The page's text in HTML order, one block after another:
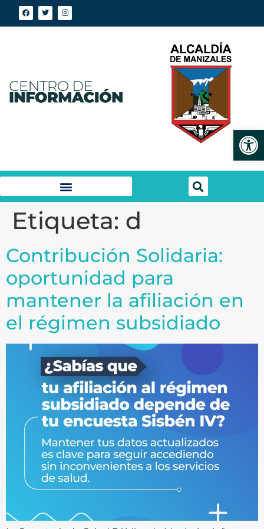
Etiqueta: d
Contribución Solidaria:
oportunidad para
mantener la afiliación en
el régimen subsidiado